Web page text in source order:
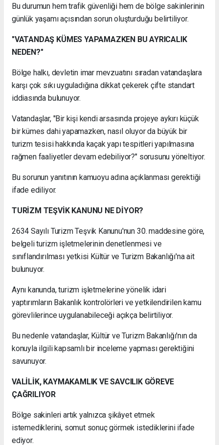
Bu durumun hem trafik güvenliği hem de bölge sakinlerinin
günlük yaşamı açısından sorun oluşturduğu belirtiliyor.
"VATANDAŞ KÜMES YAPAMAZKEN BU AYRICALIK
NEDEN?"
Bölge halkı, devletin imar mevzuatını sıradan vatandaşlara
karşı çok sıkı uyguladığına dikkat çekerek çifte standart
iddiasında bulunuyor.
Vatandaşlar, "Bir kişi kendi arsasında projeye aykırı küçük
bir kümes dahi yapamazken, nasıl oluyor da büyük bir
turizm tesisi hakkında kaçak yapı tespitleri yapılmasına
rağmen faaliyetler devam edebiliyor?" sorusunu yöneltiyor.
Bu sorunun yanıtının kamuoyu adına açıklanması gerektiği
ifade ediliyor.
TURİZM TEŞVİK KANUNU NE DİYOR?
2634 Sayılı Turizm Teşvik Kanunu'nun 30. maddesine göre,
belgeli turizm işletmelerinin denetlenmesi ve
sınıflandırılması yetkisi Kültür ve Turizm Bakanlığı'na ait
bulunuyor.
Aynı kanunda, turizm işletmelerine yönelik idari
yaptırımların Bakanlık kontrolörleri ve yetkilendirilen kamu
görevlilerince uygulanabileceği açıkça belirtiliyor.
Bu nedenle vatandaşlar, Kültür ve Turizm Bakanlığı'nın da
konuyla ilgili kapsamlı bir inceleme yapması gerektiğini
savunuyor.
VALİLİK, KAYMAKAMLIK VE SAVCILIK GÖREVE
ÇAĞRILIYOR
Bölge sakinleri artık yalnızca şikâyet etmek
istemediklerini, somut sonuç görmek istediklerini ifade
ediyor.